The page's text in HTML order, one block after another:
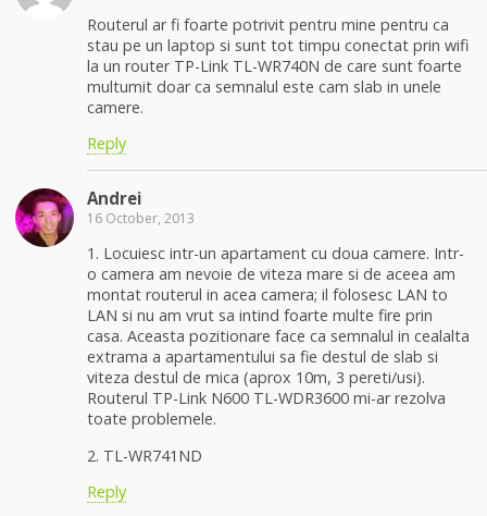
Routerul ar fi foarte potrivit pentru mine pentru ca
stau pe un laptop si sunt tot timpu conectat prin wifi
la un router TP-Link TL-WR740N de care sunt foarte
multumit doar ca semnalul este cam slab in unele
camere.
Reply
Andrei
16 October, 2013
1. Locuiesc intr-un apartament cu doua camere. Intr-
o camera am nevoie de viteza mare si de aceea am
montat routerul in acea camera; il folosesc LAN to
LAN si nu am vrut sa intind foarte multe fire prin
casa. Aceasta pozitionare face ca semnalul in cealalta
extrama a apartamentului sa fie destul de slab si
viteza destul de mica (aprox 10m, 3 pereti/usi).
Routerul TP-Link N600 TL-WDR3600 mi-ar rezolva
toate problemele.
2. TL-WR741ND
Reply